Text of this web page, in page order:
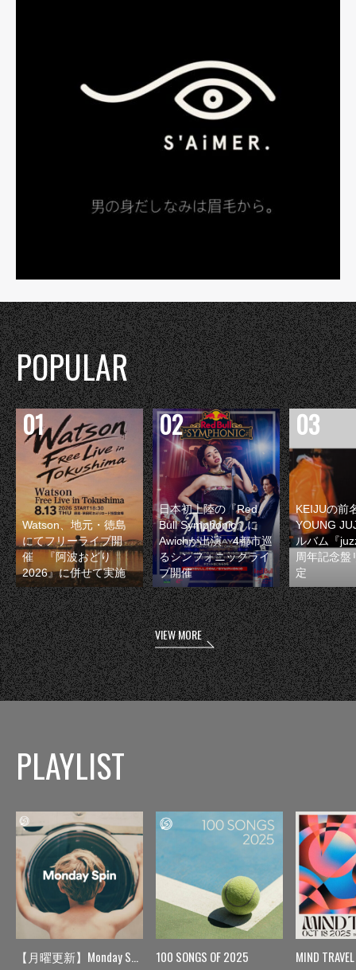
POPULAR
Watson、地元・徳島
にてフリーライブ開
催 『阿波おどり
2026』に併せて実施
日本初上陸の『Red
Bull Symphonic』に
Awichが出演 4都市巡
るシンフォニックライ
ブ開催
KEIJUの前
YOUNG
ルバム『
周年記念盤
定
VIEW MORE
PLAYLIST
【月曜更新】Monday Spin 100 SONGS OF 2025 MIND TRAVEL